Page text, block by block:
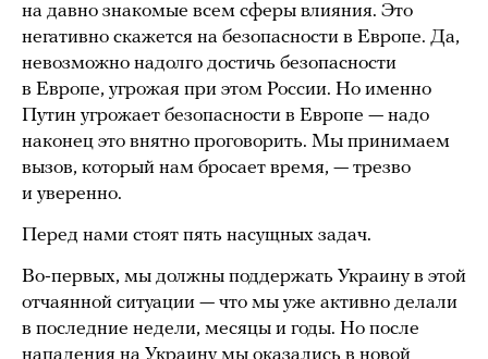
на давно знакомые всем сферы влияния. Это
негативно скажется на безопасности в Европе. Да,
невозможно надолго достичь безопасности
в Европе, угрожая при этом России. Но именно
Путин угрожает безопасности в Европе — надо
наконец это внятно проговорить. Мы принимаем
вызов, который нам бросает время, — трезво
и уверенно.
Перед нами стоят пять насущных задач.
Во-первых, мы должны поддержать Украину в этой
отчаянной ситуации — что мы уже активно делали
в последние недели, месяцы и годы. Но после